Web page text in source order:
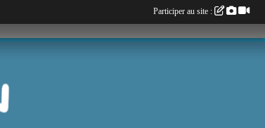
Participer au site :